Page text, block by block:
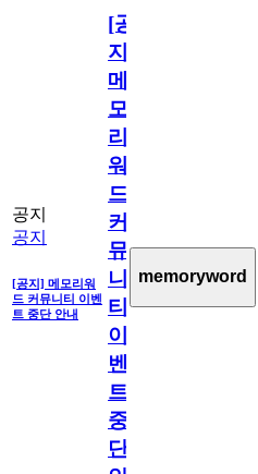
공지
공지
[공지] 메모리워
드 커뮤니티 이벤
트 중단 안내
[공
지]
메
모
리
워
드
커
뮤
니
티
이
벤
트
중
단
memoryword